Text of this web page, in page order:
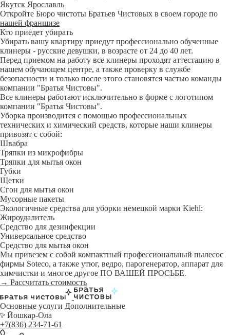
Якутск Ярославль
Откройте Бюро чистоты Братьев Чистовых в своем городе по
нашей франшизе
Кто приедет убирать
Убирать вашу квартиру приедут профессионально обученные
клинеры - русские девушки, в возрасте от 24 до 40 лет.
Перед приемом на работу все клинеры проходят аттестацию в
нашем обучающем центре, а также проверку в службе
безопасности и только после этого становятся частью команды
компании "Братья Чистовы".
Все клинеры работают исключительно в форме с логотипом
компании "Братья Чистовы".
Уборка производится с помощью профессиональных
технических и химический средств, которые наши клинеры
привозят с собой:
Швабра
Тряпки из микрофибры
Тряпки для мытья окон
Губки
Щетки
Сгон для мытья окон
Мусорные пакеты
Экологичные средства для уборки немецкой марки Kiehl:
Жироудалитель
Средство для дезинфекции
Универсальное средство
Средство для мытья окон
Мы привезем с собой компактный профессиональный пылесос
фирмы Soteco, а также утюг, ведро, парогенератор, аппарат для
химчистки и многое другое ПО ВАШЕЙ ПРОСЬБЕ.
→ Рассчитать стоимость
Основные услуги Дополнительные
Йошкар-Ола
+7(836) 234-71-61